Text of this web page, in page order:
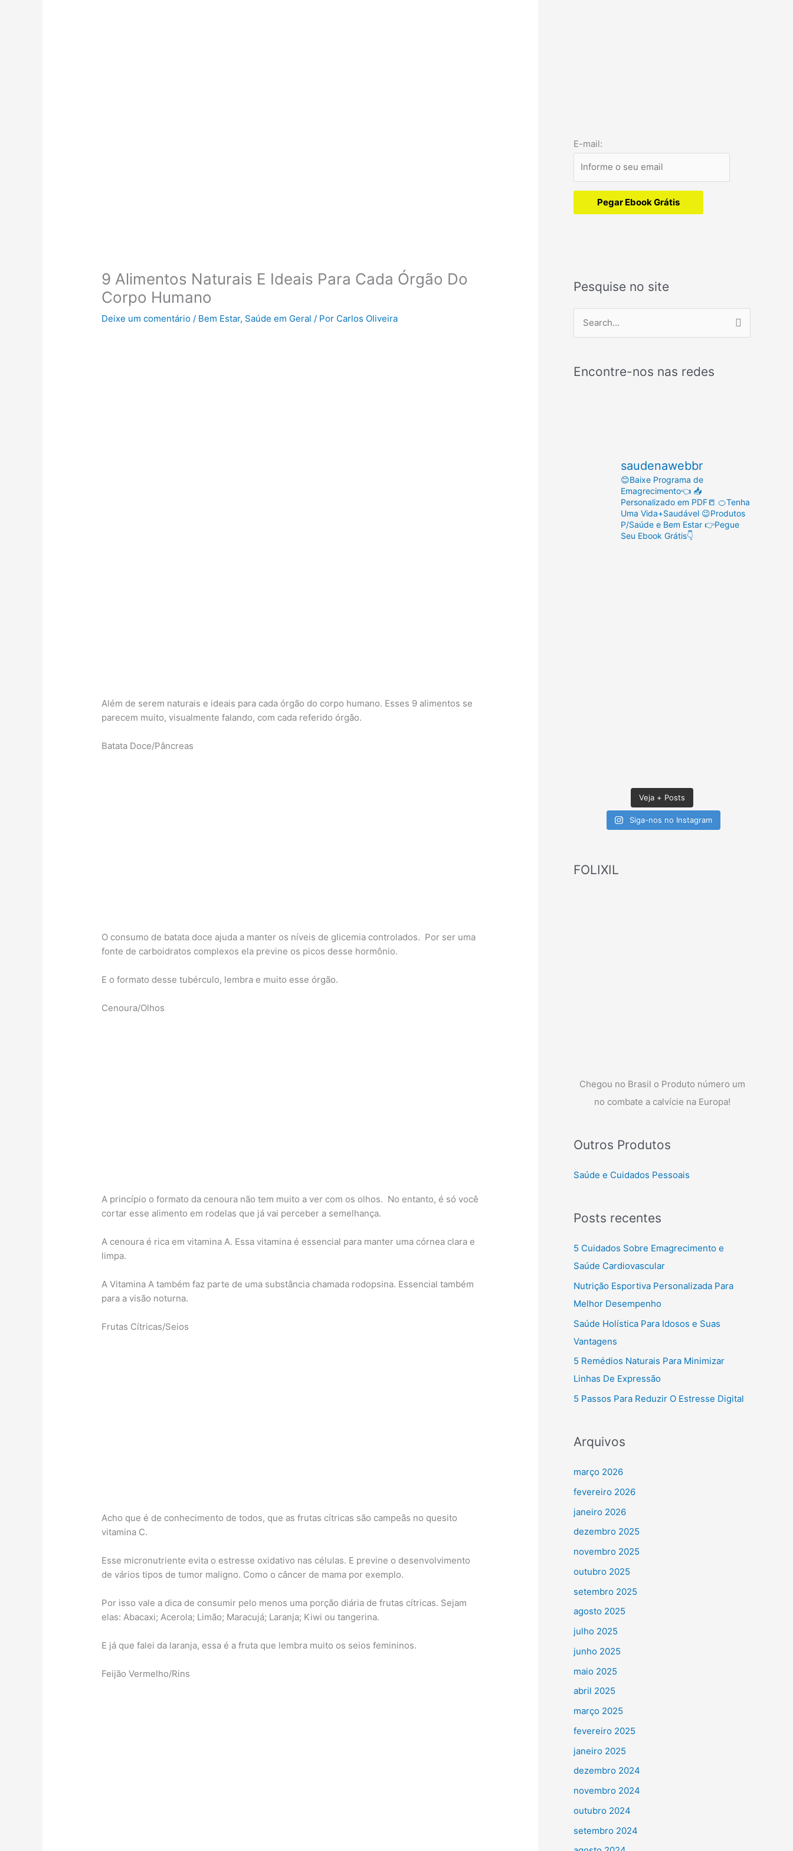
9 Alimentos Naturais E Ideais Para Cada Órgão Do
Corpo Humano
Deixe um comentário / Bem Estar, Saúde em Geral / Por Carlos Oliveira
Além de serem naturais e ideais para cada órgão do corpo humano. Esses 9 alimentos se
parecem muito, visualmente falando, com cada referido órgão.
Batata Doce/Pâncreas
O consumo de batata doce ajuda a manter os níveis de glicemia controlados. Por ser uma
fonte de carboidratos complexos ela previne os picos desse hormônio.
E o formato desse tubérculo, lembra e muito esse órgão.
Cenoura/Olhos
A princípio o formato da cenoura não tem muito a ver com os olhos. No entanto, é só você
cortar esse alimento em rodelas que já vai perceber a semelhança.
A cenoura é rica em vitamina A. Essa vitamina é essencial para manter uma córnea clara e
limpa.
A Vitamina A também faz parte de uma substância chamada rodopsina. Essencial também
para a visão noturna.
Frutas Cítricas/Seios
Acho que é de conhecimento de todos, que as frutas cítricas são campeãs no quesito
vitamina C.
Esse micronutriente evita o estresse oxidativo nas células. E previne o desenvolvimento
de vários tipos de tumor maligno. Como o câncer de mama por exemplo.
Por isso vale a dica de consumir pelo menos uma porção diária de frutas cítricas. Sejam
elas: Abacaxi; Acerola; Limão; Maracujá; Laranja; Kiwi ou tangerina.
E já que falei da laranja, essa é a fruta que lembra muito os seios femininos.
Feijão Vermelho/Rins
E-mail:
Pegar Ebook Grátis
Pesquise no site
q
Encontre-nos nas redes
saudenawebbr
😊Baixe Programa de
Emagrecimento👈 📥
Personalizado em PDF📒 🍊Tenha
Uma Vida+Saudável 😉Produtos
P/Saúde e Bem Estar 👉Pegue
Seu Ebook Grátis👇
Veja + Posts
Siga-nos no Instagram
FOLIXIL
Chegou no Brasil o Produto número um
no combate a calvície na Europa!
Outros Produtos
Saúde e Cuidados Pessoais
Posts recentes
5 Cuidados Sobre Emagrecimento e
Saúde Cardiovascular
Nutrição Esportiva Personalizada Para
Melhor Desempenho
Saúde Holística Para Idosos e Suas
Vantagens
5 Remédios Naturais Para Minimizar
Linhas De Expressão
5 Passos Para Reduzir O Estresse Digital
Arquivos
março 2026
fevereiro 2026
janeiro 2026
dezembro 2025
novembro 2025
outubro 2025
setembro 2025
agosto 2025
julho 2025
junho 2025
maio 2025
abril 2025
março 2025
fevereiro 2025
janeiro 2025
dezembro 2024
novembro 2024
outubro 2024
setembro 2024